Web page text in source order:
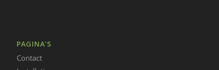
PAGINA’S
Contact